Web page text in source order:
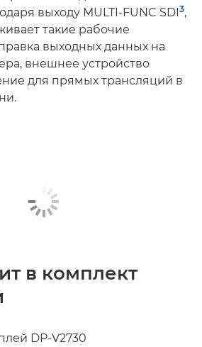
выходу MULTI-FUNC SDI3,
такие рабочие
выходных данных на
внешнее устройство
для прямых трансляций в
в комплект
DP-V2730